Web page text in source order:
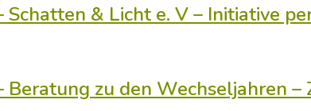
Schatten & Licht e. V – Initiative
Beratung zu den Wechseljahren